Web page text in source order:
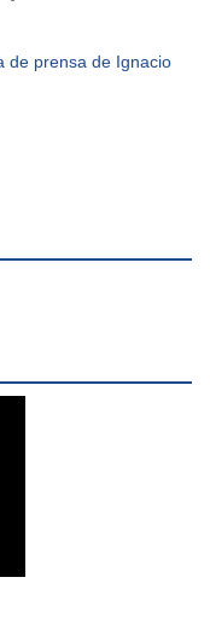
de prensa de Ignacio